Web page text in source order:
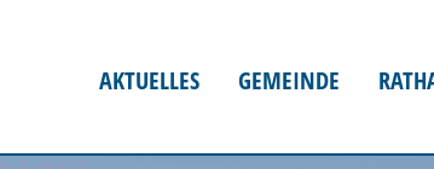
AKTUELLES GEMEINDE